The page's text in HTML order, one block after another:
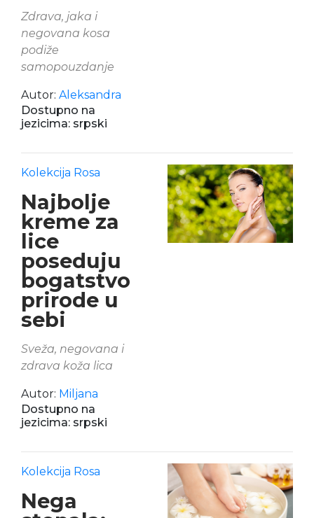
Zdrava, jaka i
negovana kosa
podiže
samopouzdanje
Autor: Aleksandra
Dostupno na
jezicima: srpski
Kolekcija Rosa
Najbolje
kreme za
lice
poseduju
bogatstvo
prirode u
sebi
Sveža, negovana i
zdrava koža lica
Autor: Miljana
Dostupno na
jezicima: srpski
Kolekcija Rosa
Nega